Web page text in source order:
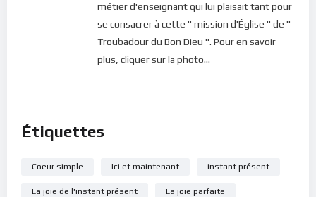
métier d'enseignant qui lui plaisait tant pour
se consacrer à cette " mission d'Église " de "
Troubadour du Bon Dieu ". Pour en savoir
plus, cliquer sur la photo...
Étiquettes
Coeur simple Ici et maintenant instant présent
La joie de l'instant présent La joie parfaite